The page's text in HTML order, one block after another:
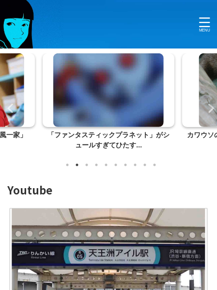
一家」
「ファンタスティックプラネット」がシ
ュールすぎてひたす...
カワウソ
Youtube